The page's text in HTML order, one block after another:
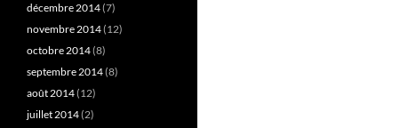
décembre 2014(7)
novembre 2014(12)
octobre 2014(8)
septembre 2014(8)
août 2014(12)
juillet 2014(2)